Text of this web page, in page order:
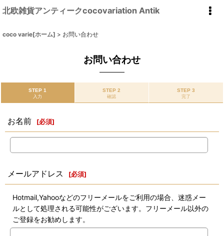
北欧雑貨アンティークcocovariation Antik
coco varie[ホーム] > お問い合わせ
お問い合わせ
STEP 1
入力
STEP 2
確認
STEP 3
完了
お名前 [必須]
メールアドレス [必須]
Hotmail,Yahooなどのフリーメールをご利用の場合、迷惑メー
ルとして処理される可能性がございます。フリーメール以外の
ご登録をお勧めします。